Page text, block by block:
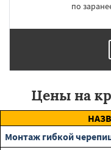
по
Цены на
Монтаж гибкой